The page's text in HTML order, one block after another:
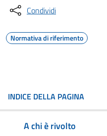
Condividi
Normativa di riferimento
INDICE DELLA PAGINA
A chi è rivolto